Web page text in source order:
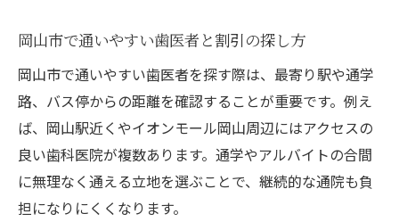
子ども連れでも通いやすい歯医者の工夫
歯医者の雰囲気やスタッフ対応の確認方法
女医がいる歯医者での審美治療やホワイト
ニング
岡山市で学生割引を扱う歯医者の探し方実践例
学生割引対応歯医者を効率的に探す方法
予約サイトや口コミで歯医者情報を集める
岡山市で通いやすい歯医者と割引の探し方
岡山市で通いやすい歯医者を探す際は、最寄り駅や通学
路、バス停からの距離を確認することが重要です。例え
ば、岡山駅近くやイオンモール岡山周辺にはアクセスの
良い歯科医院が複数あります。通学やアルバイトの合間
に無理なく通える立地を選ぶことで、継続的な通院も負
担になりにくくなります。